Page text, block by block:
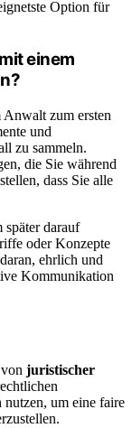
Option für
einem
zum ersten
und
zu sammeln.
die Sie während
dass Sie alle
später darauf
oder Konzepte
ehrlich und
Kommunikation
juristischer
um eine faire